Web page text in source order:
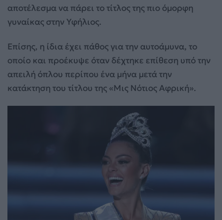
αποτέλεσμα να πάρει το τίτλος της πιο όμορφη
γυναίκας στην Υφήλιος.
Επίσης, η ίδια έχει πάθος για την αυτοάμυνα, το
οποίο και προέκυψε όταν δέχτηκε επίθεση υπό την
απειλή όπλου περίπου ένα μήνα μετά την
κατάκτηση του τίτλου της «Μις Νότιος Αφρική».